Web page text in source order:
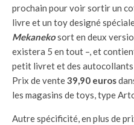
prochain pour voir sortir un
livre et un toy designé
Mekanekosort en deux
existera 5 en tout –, et
petit livret et des
Prix de vente39,90 euros
les magasins de toys, type
Autre spécificité, en plus de